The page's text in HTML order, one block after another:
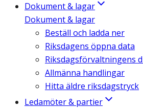
Dokument & lagar
Dokument & lagar
Beställ och ladda ner
Riksdagens öppna data
Riksdagsförvaltningens
Allmänna handlingar
Hitta äldre riksdagstryck
Ledamöter & partier